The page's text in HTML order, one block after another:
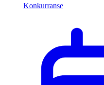
Konkurranse